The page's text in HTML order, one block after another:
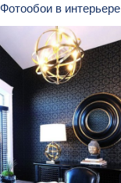
в интерьере